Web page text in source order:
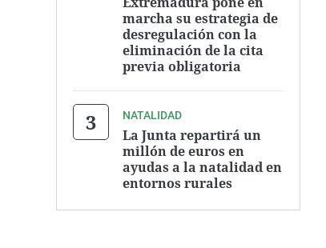
marcha su estrategia de
desregulación con la
eliminación de la cita
previa obligatoria
NATALIDAD
La Junta repartirá un
millón de euros en
ayudas a la natalidad en
entornos rurales